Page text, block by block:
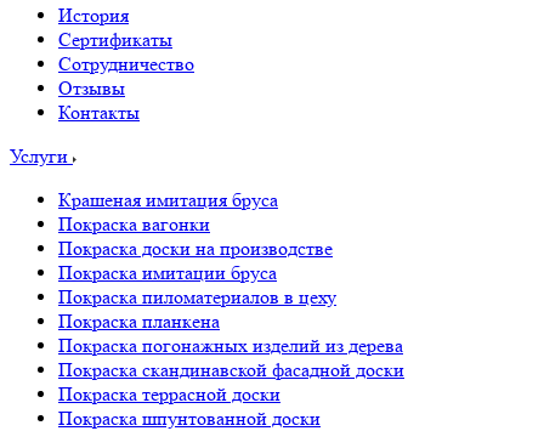
История
Сертификаты
Сотрудничество
Отзывы
Контакты
Услуги
Крашеная имитация бруса
Покраска вагонки
Покраска доски на производстве
Покраска имитации бруса
Покраска пиломатериалов в цеху
Покраска планкена
Покраска погонажных изделий из дерева
Покраска скандинавской фасадной доски
Покраска террасной доски
Покраска шпунтованной доски